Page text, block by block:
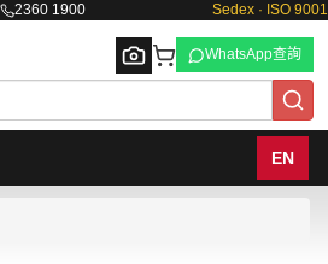
2360 1900 Sedex · ISO 9001
WhatsApp查詢
EN